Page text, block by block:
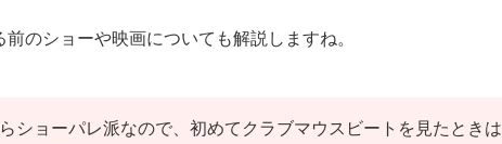
のショーや映画についても解説しますね。
ショーパレ派なので、初めてクラブマウスビートを見たときは